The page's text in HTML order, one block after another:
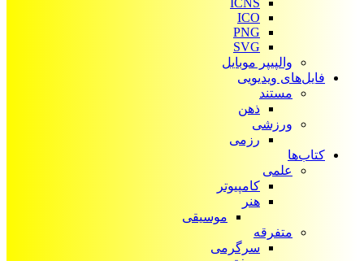
ICNS
ICO
PNG
SVG
والپیپر موبایل
فایل‌های ویدیویی
مستند
ذهن
ورزشی
رزمی
کتاب‌ها
علمی
کامپیوتر
هنر
موسیقی
متفرقه
سرگرمی